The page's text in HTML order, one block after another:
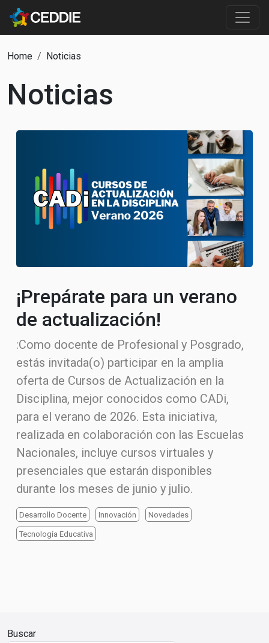
Pasar al contenido principal
Ruta de navegación
Home Noticias
Noticias
¡Prepárate para un verano
de actualización!
:Como docente de Profesional y Posgrado,
estás invitada(o) participar en la amplia
oferta de Cursos de Actualización en la
Disciplina, mejor conocidos como CADi,
para el verano de 2026. Esta iniciativa,
realizada en colaboración con las Escuelas
Nacionales, incluye cursos virtuales y
presenciales que estarán disponibles
durante los meses de junio y julio.
Desarrollo Docente Innovación Novedades
Tecnología Educativa
Buscar